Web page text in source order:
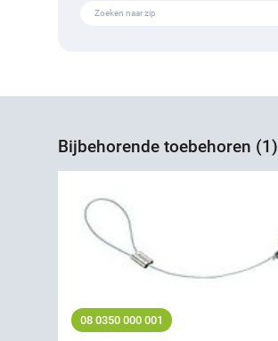
Bijbehorende toebehoren (1)
08 0350 000 001